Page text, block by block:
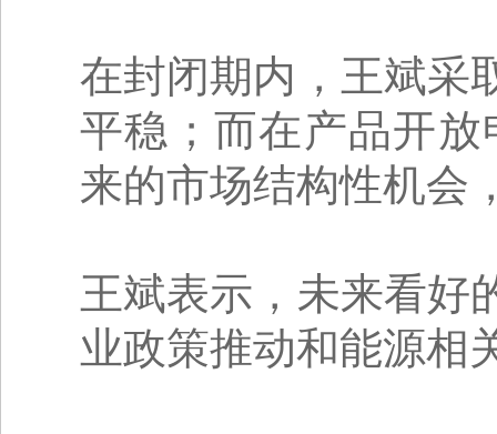
在封闭期内，王斌采
平稳；而在产品开
来的市场结构性机会
王斌表示，未来看好
业政策推动和能源相